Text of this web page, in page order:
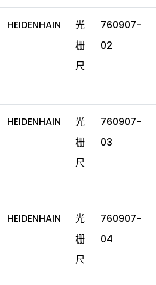
HEIDENHAIN
光
栅
尺
760907-
02
HEIDENHAIN
光
栅
尺
760907-
03
HEIDENHAIN
光
栅
尺
760907-
04